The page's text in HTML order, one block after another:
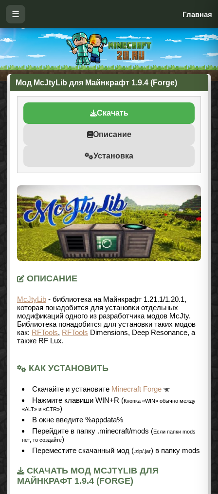
☰ Главная
Мод McJtyLib для Майнкрафт 1.9.4 (Forge)
Скачать
Описание
Установка
ОПИСАНИЕ
McJtyLib - библиотека на Майнкрафт 1.21.1/1.20.1,
которая понадобится для установки отдельных
модификаций одного из разработчика модов McJty.
Библиотека понадобится для установки таких модов
как: RFTools, RFTools Dimensions, Deep Resonance, а
также RF Lux.
КАК УСТАНОВИТЬ
Cкачайте и установите Minecraft Forge
Нажмите клавиши WIN+R (Кнопка «WIN» обычно между
«ALT» и «CTR»)
В окне введите %appdata%
Перейдите в папку .minecraft/mods (Если папки mods
нет, то создайте)
Переместите скачанный мод ( .zip/.jar) в папку mods
СКАЧАТЬ МОД MCJTYLIB ДЛЯ
МАЙНКРАФТ 1.9.4 (FORGE)